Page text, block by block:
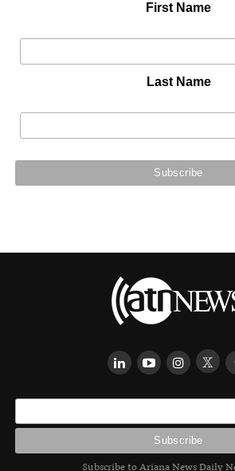
First Name
Last Name
Subscribe to Ariana News Daily